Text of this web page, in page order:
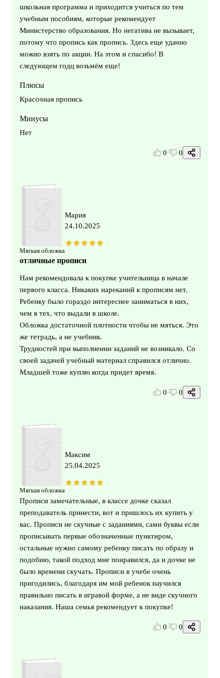
школьная программа и приходится учиться по тем
учебным пособиям, которые рекомендует
Министерство образования. Но негатива не вызывает,
потому что пропись как пропись. Здесь еще удачно
можно взять по акции. На этом и спасибо! В
следующем годц возьмём еще!
Плюсы
Красочная пропись
Минусы
Нет
0 0
Мягкая обложка
Мария
24.10.2025
отличные прописи
Нам рекомендовала к покупке учительница в начале
первого класса. Никаких нареканий к прописям нет.
Ребенку было гораздо интереснее заниматься в них,
чем в тех, что выдали в школе.
Обложка достаточной плотности чтобы не мяться. Это
же тетрадь, а не учебник.
Трудностей при выполнении заданий не возникало. Со
своей задачей учебный материал справился отлично.
Младшей тоже куплю когда придет время.
0 0
Мягкая обложка
Максим
25.04.2025
Прописи замечательные, в классе дочке сказал
преподаватель принести, вот и пришлось их купить у
вас. Прописи не скучные с заданиями, сами буквы если
прописывать первые обозначенные пунктиром,
остальные нужно самому ребенку писать по образу и
подобию, такой подход мне понравился, да и дочке не
было времени скучать. Прописи в учебе очень
пригодились, благодаря им мой ребенок научился
правильно писать в игравой форме, а не виде скучного
наказания. Наша семья рекомендует к покупке!
0 0